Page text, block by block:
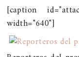
[caption
width="640"]